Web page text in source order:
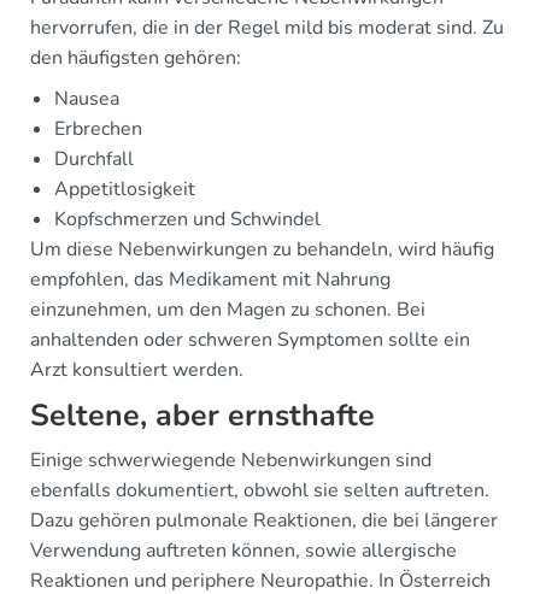
hervorrufen, die in der Regel mild bis moderat sind. Zu
den häufigsten gehören:
Nausea
Erbrechen
Durchfall
Appetitlosigkeit
Kopfschmerzen und Schwindel
Um diese Nebenwirkungen zu behandeln, wird häufig
empfohlen, das Medikament mit Nahrung
einzunehmen, um den Magen zu schonen. Bei
anhaltenden oder schweren Symptomen sollte ein
Arzt konsultiert werden.
Seltene, aber ernsthafte
Einige schwerwiegende Nebenwirkungen sind
ebenfalls dokumentiert, obwohl sie selten auftreten.
Dazu gehören pulmonale Reaktionen, die bei längerer
Verwendung auftreten können, sowie allergische
Reaktionen und periphere Neuropathie. In Österreich